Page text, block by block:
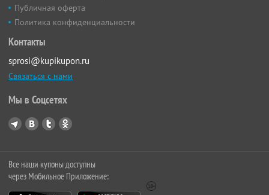
Публичная оферта
Политика конфиденциальности
Контакты
sprosi@kupikupon.ru
Связаться с нами
Мы в Соцсетях
Все наши купоны доступны
через Мобильное Приложение: